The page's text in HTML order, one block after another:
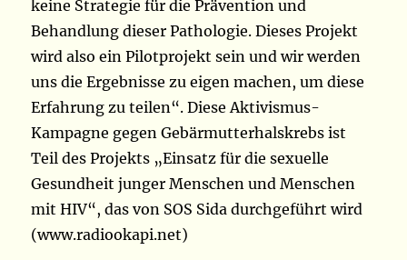
keine Strategie für die Prävention und
Behandlung dieser Pathologie. Dieses Projekt
wird also ein Pilotprojekt sein und wir werden
uns die Ergebnisse zu eigen machen, um diese
Erfahrung zu teilen“. Diese Aktivismus-
Kampagne gegen Gebärmutterhalskrebs ist
Teil des Projekts „Einsatz für die sexuelle
Gesundheit junger Menschen und Menschen
mit HIV“, das von SOS Sida durchgeführt wird
(www.radiookapi.net)